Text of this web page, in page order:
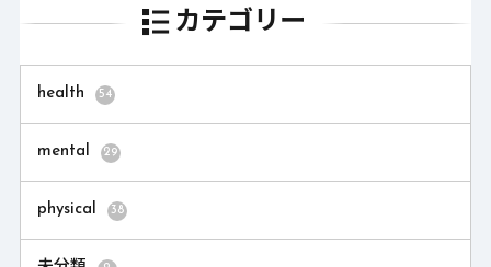
カテゴリー
health 54
mental 29
physical 38